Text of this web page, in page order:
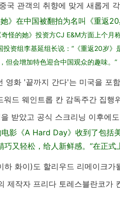
국 관객의 취향에 맞게 새롭게
》在中国被翻拍为名叫《重返
奇怪的她》投资方CJ E&M方面上个月
资组李基延组长说：“《重返20岁
但会增加特色迎合中国观众的趣味。”
영화 '끝까지 간다'는 미국을 포
드 웨인트롭 칸 감독주간 집행
받았고 공식 스크리닝 이후에
影《A Hard Day》收到了包括
又轻松，给人新鲜感。”在正式
화이)도 할리우드 리메이크가
제작자 프리다 토레스블란코가